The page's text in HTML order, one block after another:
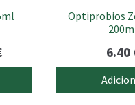
O
preço
atual
Optiprobios
6.40